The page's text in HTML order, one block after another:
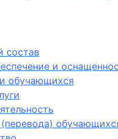
состав
и
обучающихся